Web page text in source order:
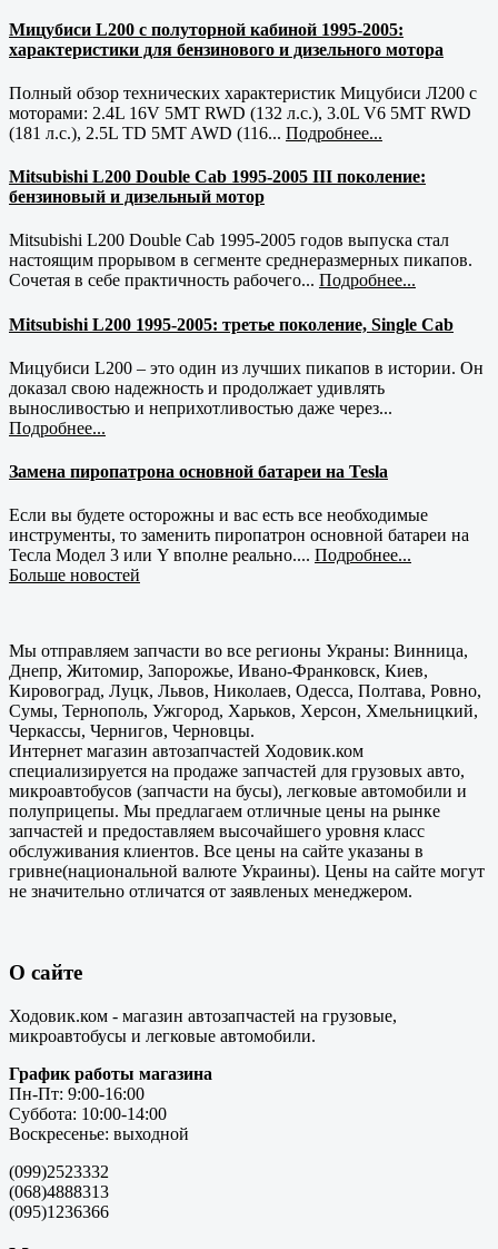
Мицубиси L200 с полуторной кабиной 1995-2005:
характеристики для бензинового и дизельного мотора
Полный обзор технических характеристик Мицубиси Л200 с
моторами: 2.4L 16V 5MT RWD (132 л.с.), 3.0L V6 5MT RWD
(181 л.с.), 2.5L TD 5MT AWD (116... Подробнее...
Mitsubishi L200 Double Cab 1995-2005 III поколение:
бензиновый и дизельный мотор
Mitsubishi L200 Double Cab 1995-2005 годов выпуска стал
настоящим прорывом в сегменте среднеразмерных пикапов.
Сочетая в себе практичность рабочего... Подробнее...
Mitsubishi L200 1995-2005: третье поколение, Single Cab
Мицубиси L200 – это один из лучших пикапов в истории. Он
доказал свою надежность и продолжает удивлять
выносливостью и неприхотливостью даже через...
Подробнее...
Замена пиропатрона основной батареи на Tesla
Если вы будете осторожны и вас есть все необходимые
инструменты, то заменить пиропатрон основной батареи на
Тесла Модел 3 или Y вполне реально.... Подробнее...
Больше новостей
Мы отправляем запчасти во все регионы Украны: Винница,
Днепр, Житомир, Запорожье, Ивано-Франковск, Киев,
Кировоград, Луцк, Львов, Николаев, Одесса, Полтава, Ровно,
Сумы, Тернополь, Ужгород, Харьков, Херсон, Хмельницкий,
Черкассы, Чернигов, Черновцы.
Интернет магазин автозапчастей Ходовик.ком
специализируется на продаже запчастей для грузовых авто,
микроавтобусов (запчасти на бусы), легковые автомобили и
полуприцепы. Мы предлагаем отличные цены на рынке
запчастей и предоставляем высочайшего уровня класс
обслуживания клиентов. Все цены на сайте указаны в
гривне(национальной валюте Украины). Цены на сайте могут
не значительно отличатся от заявленых менеджером.
О сайте
Ходовик.ком - магазин автозапчастей на грузовые,
микроавтобусы и легковые автомобили.
График работы магазина
Пн-Пт: 9:00-16:00
Суббота: 10:00-14:00
Воскресенье: выходной
(099)2523332
(068)4888313
(095)1236366